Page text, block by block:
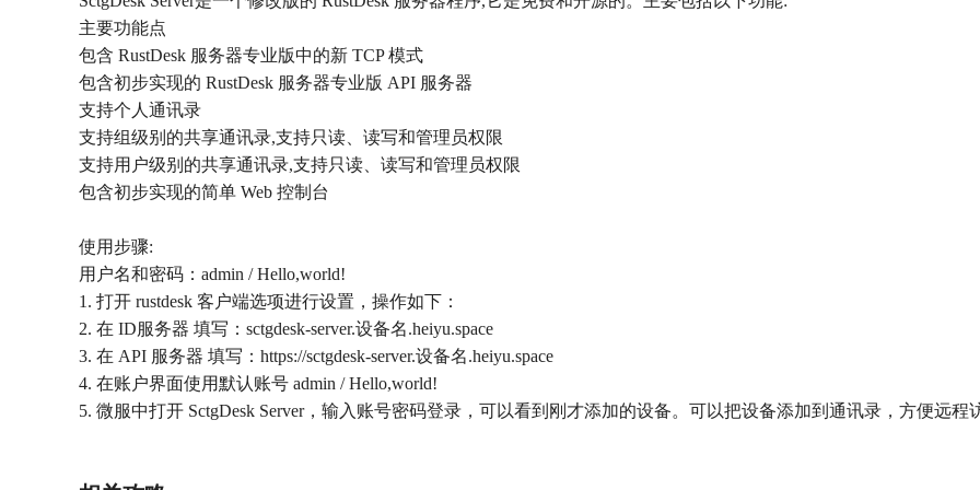
主要功能点
包含 RustDesk 服务器专业版中的新 TCP 模式
包含初步实现的 RustDesk 服务器专业版 API 服务器
支持个人通讯录
支持组级别的共享通讯录,支持只读、读写和管理员权限
支持用户级别的共享通讯录,支持只读、读写和管理员权限
包含初步实现的简单 Web 控制台
使用步骤:
用户名和密码：admin / Hello,world!
1. 打开 rustdesk 客户端选项进行设置，操作如下：
2. 在 ID服务器 填写：sctgdesk-server.设备名.heiyu.space
3. 在 API 服务器 填写：https://sctgdesk-server.设备名.heiyu.space
4. 在账户界面使用默认账号 admin / Hello,world!
5. 微服中打开 SctgDesk Server，输入账号密码登录，可以看到刚才添加的设备。可以把设备添加到通讯录，方便远程